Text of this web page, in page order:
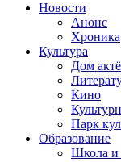
Новости
Анонс
Хроника
Культура
Дом
Кино
Парк
Образование
Школа и